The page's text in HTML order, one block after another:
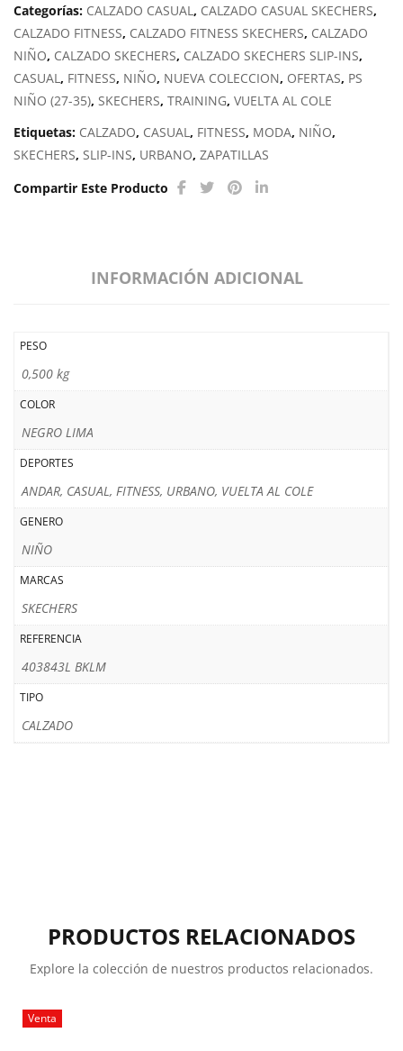
ODELUX
cantidad
Categorías: CALZADO CASUAL, CALZADO CASUAL SKECHERS,
CALZADO FITNESS, CALZADO FITNESS SKECHERS, CALZADO
NIÑO, CALZADO SKECHERS, CALZADO SKECHERS SLIP-INS,
CASUAL, FITNESS, NIÑO, NUEVA COLECCION, OFERTAS, PS
NIÑO (27-35), SKECHERS, TRAINING, VUELTA AL COLE
Etiquetas: CALZADO, CASUAL, FITNESS, MODA, NIÑO,
SKECHERS, SLIP-INS, URBANO, ZAPATILLAS
Compartir Este Producto
INFORMACIÓN ADICIONAL
PESO
0,500 kg
COLOR
NEGRO LIMA
DEPORTES
ANDAR, CASUAL, FITNESS, URBANO, VUELTA AL COLE
GENERO
NIÑO
MARCAS
SKECHERS
REFERENCIA
403843L BKLM
TIPO
CALZADO
PRODUCTOS RELACIONADOS
Explore la colección de nuestros productos relacionados.
Venta